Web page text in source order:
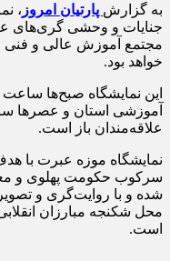
به گزارش پارتیان امروز ،
جنایات و وحشی گری‌های
خواهد بود.
علاقه‌مندان باز است.
نمایشگاه موزه عبرت با
سرکوب حکومت پهلوی و
شده و با روایت‌گری و
محل شکنجه مبارزان
است.